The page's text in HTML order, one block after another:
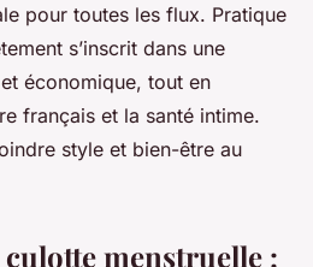
pour toutes les flux. Pratique
s’inscrit dans une
économique, tout en
français et la santé intime.
style et bien-être au
menstruelle :